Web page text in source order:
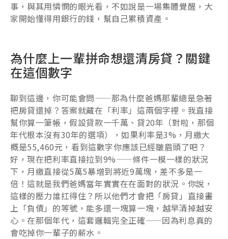
事，與其用憐憫的眼光看，不如說是一場集體覺醒，大
家開始懂得用銀行的錢，幫自己累積資產。
為什麼上一輩拼命想還清房貸？關鍵
在這個數字
聊到這邊，你可能會問——那為什麼爸媽那輩總是急著
把房貸還掉？答案就藏在「利率」這兩個字裡。我直接
幫你算一筆帳，假設貸款一千萬、貸20年（對啦，那個
年代根本沒有30年的選項），如果利率是3%，月繳大
概是55,460元，看到這數字你應該已經皺眉頭了吧？
好，現在把利率直接拉到9%——條件一模一樣的狀況
下，月繳直接從5萬5暴增到將近9萬塊，差不多是一
倍！這就是我們爸媽當年實實在在面對的狀況。你說，
這樣的壓力誰扛得住？所以他們才會把「房貸」直接畫
上「負債」的等號，能多還一塊算一塊，越早清掉越安
心。在那個年代，這套邏輯完全正確——因為利息真的
會吃掉你一輩子的薪水。